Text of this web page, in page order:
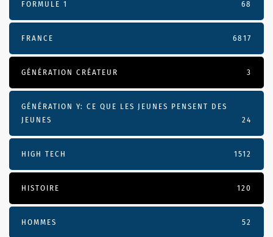
FORMULE 1 68
FRANCE 6817
GÉNÉRATION CRÉATEUR 3
GÉNÉRATION Y: CE QUE LES JEUNES PENSENT DES
JEUNES
24
HIGH TECH 1512
HISTOIRE 120
HOMMES 52